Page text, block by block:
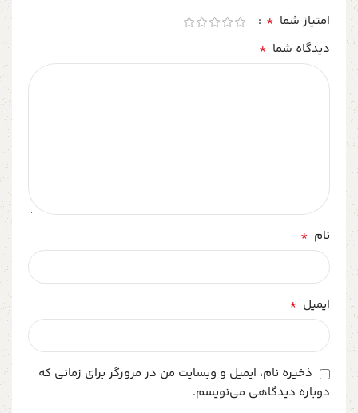
امتیاز شما *
دیدگاه شما *
نام *
ایمیل *
ذخیره نام، ایمیل و وبسایت من در مرورگر برای زمانی که
دوباره دیدگاهی می‌نویسم.